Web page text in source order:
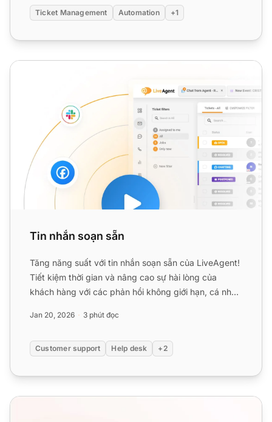
Ticket Management Automation +1
Tin nhắn soạn sẵn
Tin nhắn soạn sẵn
Tăng năng suất với tin nhắn soạn sẵn của LiveAgent!
Tiết kiệm thời gian và nâng cao sự hài lòng của
khách hàng với các phản hồi không giới hạn, cá nhân
Jan 20, 2026 3 phút đọc
Customer support Help desk +2
Mẫu Help Desk